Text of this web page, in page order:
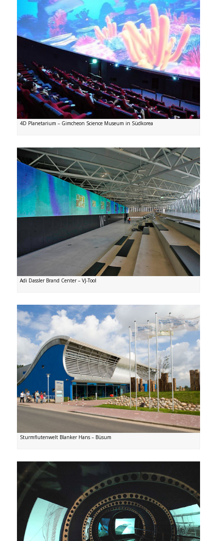
4D Planetarium – Gimcheon Science Museum in Südkorea
Adi Dassler Brand Center – VJ-Tool
Sturmflutenwelt Blanker Hans – Büsum